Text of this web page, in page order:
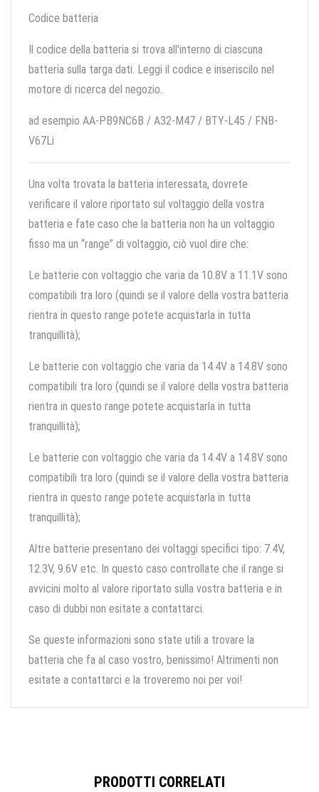
Codice batteria
Il codice della batteria si trova all'interno di ciascuna
batteria sulla targa dati. Leggi il codice e inseriscilo nel
motore di ricerca del negozio.
ad esempio AA-PB9NC6B / A32-M47 / BTY-L45 / FNB-
V67Li
Una volta trovata la batteria interessata, dovrete
verificare il valore riportato sul voltaggio della vostra
batteria e fate caso che la batteria non ha un voltaggio
fisso ma un “range” di voltaggio, ciò vuol dire che:
Le batterie con voltaggio che varia da 10.8V a 11.1V sono
compatibili tra loro (quindi se il valore della vostra batteria
rientra in questo range potete acquistarla in tutta
tranquillità);
Le batterie con voltaggio che varia da 14.4V a 14.8V sono
compatibili tra loro (quindi se il valore della vostra batteria
rientra in questo range potete acquistarla in tutta
tranquillità);
Le batterie con voltaggio che varia da 14.4V a 14.8V sono
compatibili tra loro (quindi se il valore della vostra batteria
rientra in questo range potete acquistarla in tutta
tranquillità);
Altre batterie presentano dei voltaggi specifici tipo: 7.4V,
12.3V, 9.6V etc. In questo caso controllate che il range si
avvicini molto al valore riportato sulla vostra batteria e in
caso di dubbi non esitate a contattarci.
Se queste informazioni sono state utili a trovare la
batteria che fa al caso vostro, benissimo! Altrimenti non
esitate a contattarci e la troveremo noi per voi!
PRODOTTI CORRELATI